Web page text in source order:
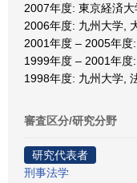
2007年度: 東京経済
2006年度: 九州大学,
2001年度 – 2005年
1999年度 – 2001年
1998年度: 九州大学,
審査区分/研究分野
研究代表者
刑事法学